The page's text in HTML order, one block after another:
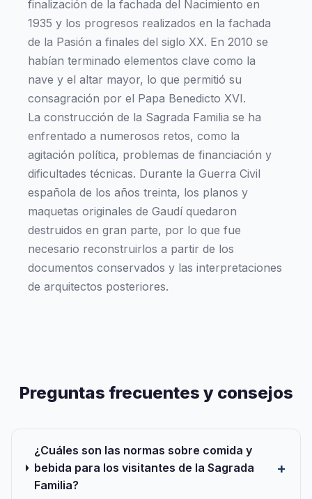
finalización de la fachada del Nacimiento en
1935 y los progresos realizados en la fachada
de la Pasión a finales del siglo XX. En 2010 se
habían terminado elementos clave como la
nave y el altar mayor, lo que permitió su
consagración por el Papa Benedicto XVI.
La construcción de la Sagrada Familia se ha
enfrentado a numerosos retos, como la
agitación política, problemas de financiación y
dificultades técnicas. Durante la Guerra Civil
española de los años treinta, los planos y
maquetas originales de Gaudí quedaron
destruidos en gran parte, por lo que fue
necesario reconstruirlos a partir de los
documentos conservados y las interpretaciones
de arquitectos posteriores.
Preguntas frecuentes y consejos
¿Cuáles son las normas sobre comida y
bebida para los visitantes de la Sagrada
Familia?